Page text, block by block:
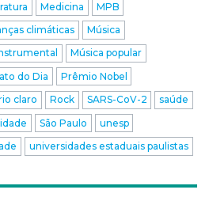
Medicina
MPB
climáticas
Música
Música popular
do Dia
Prêmio Nobel
claro Rock SARS-CoV-2
saúde
São Paulo
unesp
universidades estaduais paulistas